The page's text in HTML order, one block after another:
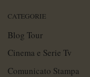
CATEGORIE
Blog Tour
Cinema e Serie Tv
Comunicato Stampa